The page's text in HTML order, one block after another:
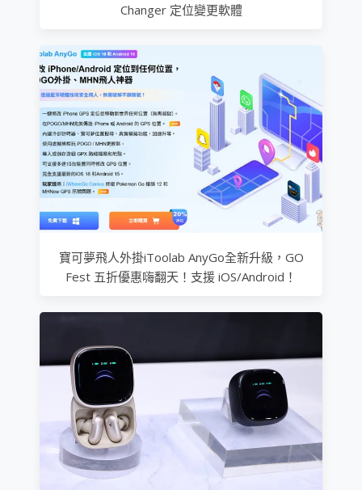
Changer 定位變更軟體
寶可夢飛人外掛iToolab AnyGo全新升級，GO
Fest 五折優惠嗨翻天！支援 iOS/Android！